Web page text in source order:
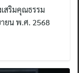
สริมคุณธรรม
ายน พ.ศ. 2568